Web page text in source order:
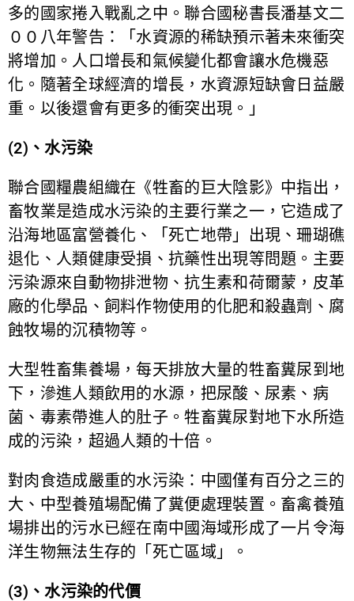
多的國家捲入戰亂之中。聯合國秘書長潘基文二
００八年警告：「水資源的稀缺預示著未來衝突
將增加。人口增長和氣候變化都會讓水危機惡
化。隨著全球經濟的增長，水資源短缺會日益嚴
重。以後還會有更多的衝突出現。」
(2)、水污染
聯合國糧農組織在《牲畜的巨大陰影》中指出，
畜牧業是造成水污染的主要行業之一，它造成了
沿海地區富營養化、「死亡地帶」出現、珊瑚礁
退化、人類健康受損、抗藥性出現等問題。主要
污染源來自動物排泄物、抗生素和荷爾蒙，皮革
廠的化學品、飼料作物使用的化肥和殺蟲劑、腐
蝕牧場的沉積物等。
大型牲畜集養場，每天排放大量的牲畜糞尿到地
下，滲進人類飲用的水源，把尿酸、尿素、病
菌、毒素帶進人的肚子。牲畜糞尿對地下水所造
成的污染，超過人類的十倍。
對肉食造成嚴重的水污染：中國僅有百分之三的
大、中型養殖場配備了糞便處理裝置。畜禽養殖
場排出的污水已經在南中國海域形成了一片令海
洋生物無法生存的「死亡區域」。
(3)、水污染的代價